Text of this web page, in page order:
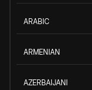
ARABIC
ARMENIAN
AZERBAIJANI